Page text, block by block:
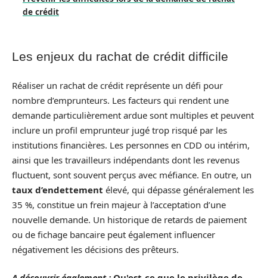
de crédit
Les enjeux du rachat de crédit difficile
Réaliser un rachat de crédit représente un défi pour
nombre d’emprunteurs. Les facteurs qui rendent une
demande particulièrement ardue sont multiples et peuvent
inclure un profil emprunteur jugé trop risqué par les
institutions financières. Les personnes en CDD ou intérim,
ainsi que les travailleurs indépendants dont les revenus
fluctuent, sont souvent perçus avec méfiance. En outre, un
taux d’endettement élevé, qui dépasse généralement les
35 %, constitue un frein majeur à l’acceptation d’une
nouvelle demande. Un historique de retards de paiement
ou de fichage bancaire peut également influencer
négativement les décisions des prêteurs.